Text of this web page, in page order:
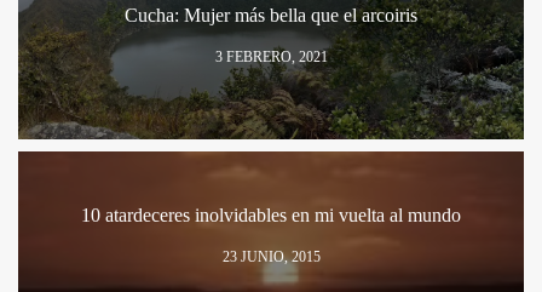
Cucha: Mujer más bella que el arcoiris
3 FEBRERO, 2021
10 atardeceres inolvidables en mi vuelta al mundo
23 JUNIO, 2015